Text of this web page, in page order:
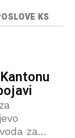
KS
za